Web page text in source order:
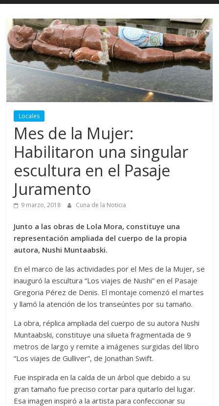
Locales
Mes de la Mujer:
Habilitaron una singular
escultura en el Pasaje
Juramento
9 marzo, 2018 Cuna de la Noticia
Junto a las obras de Lola Mora, constituye una
representación ampliada del cuerpo de la propia
autora, Nushi Muntaabski.
En el marco de las actividades por el Mes de la Mujer, se
inauguró la escultura “Los viajes de Nushi” en el Pasaje
Gregoria Pérez de Denis. El montaje comenzó el martes
y llamó la atención de los transeúntes por su tamaño.
La obra, réplica ampliada del cuerpo de su autora Nushi
Muntaabski, constituye una silueta fragmentada de 9
metros de largo y remite a imágenes surgidas del libro
“Los viajes de Gulliver”, de Jonathan Swift.
Fue inspirada en la caída de un árbol que debido a su
gran tamaño fue preciso cortar para quitarlo del lugar.
Esa imagen inspiró a la artista para confeccionar su